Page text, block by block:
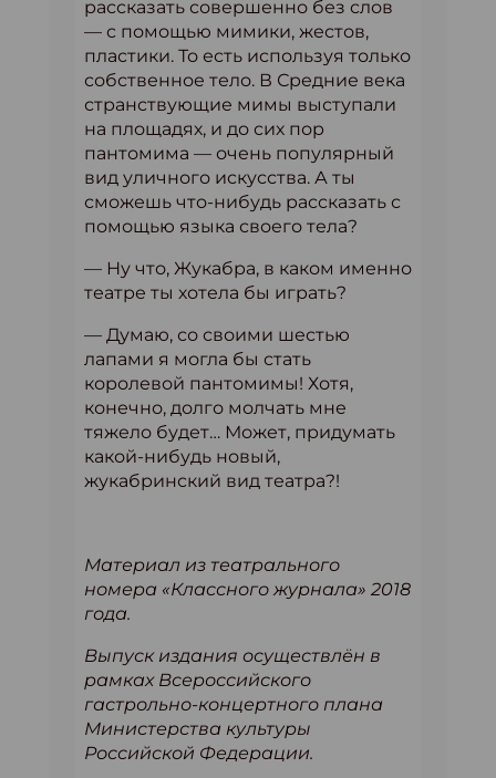
рассказать совершенно без слов
— с помощью мимики, жестов,
пластики. То есть используя только
собственное тело. В Средние века
странствующие мимы выступали
на площадях, и до сих пор
пантомима — очень популярный
вид уличного искусства. А ты
сможешь что-нибудь рассказать с
помощью языка своего тела?
— Ну что, Жукабра, в каком именно
театре ты хотела бы играть?
— Думаю, со своими шестью
лапами я могла бы стать
королевой пантомимы! Хотя,
конечно, долго молчать мне
тяжело будет… Может, придумать
какой-нибудь новый,
жукабринский вид театра?!
Материал из театрального
номера «Классного журнала» 2018
года.
Выпуск издания осуществлён в
рамках Всероссийского
гастрольно-концертного плана
Министерства культуры
Российской Федерации.